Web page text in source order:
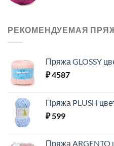
РЕКОМЕНДУЕМАЯ
Пряжа GLOSSY
₽4587
Пряжа PLUSH
₽599
Пряжа ARGENTO